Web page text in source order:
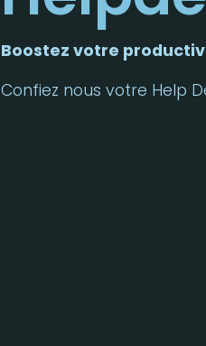
Boostez votre
Confiez nous votre Help